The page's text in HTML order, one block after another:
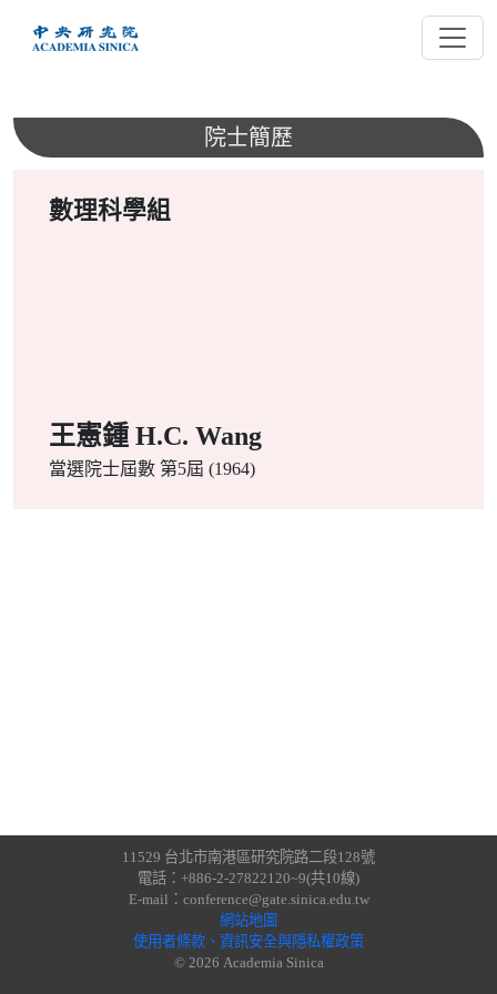
內
院士簡歷
數理科學組
王憲鍾 H.C. Wang
當選院士屆數 第5屆 (1964)
11529 台北市南港區研究院路二段128號
電話：+886-2-27822120~9(共10線)
E-mail：conference@gate.sinica.edu.tw
網站地圖
使用者條款、資訊安全與隱私權政策
© 2026 Academia Sinica